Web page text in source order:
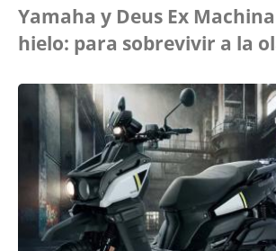
Yamaha y Deus Ex
hielo: para sobrevivir a la